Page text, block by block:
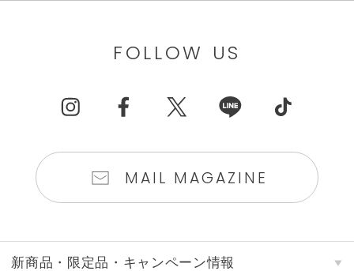
FOLLOW US
MAIL MAGAZINE
新商品・限定品・キャンペーン情報